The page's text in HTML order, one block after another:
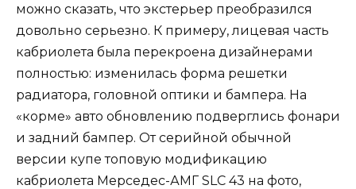
можно сказать, что экстерьер преобразился
довольно серьезно. К примеру, лицевая часть
кабриолета была перекроена дизайнерами
полностью: изменилась форма решетки
радиатора, головной оптики и бампера. На
«корме» авто обновлению подверглись фонари
и задний бампер. От серийной обычной
версии купе топовую модификацию
кабриолета Мерседес-АМГ SLC 43 на фото,